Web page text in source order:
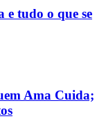
e tudo o que se
Ama Cuida;